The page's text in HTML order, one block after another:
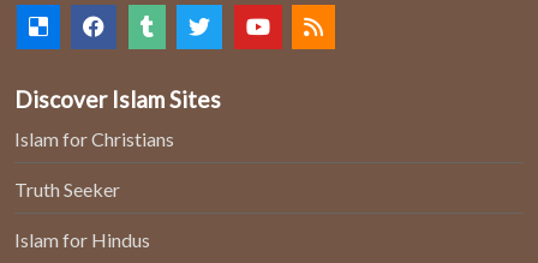
Discover Islam Sites
Islam for Christians
Truth Seeker
Islam for Hindus